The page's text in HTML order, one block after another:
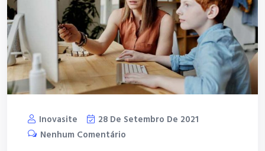
Inovasite
28 De Setembro De 2021
Nenhum Comentário